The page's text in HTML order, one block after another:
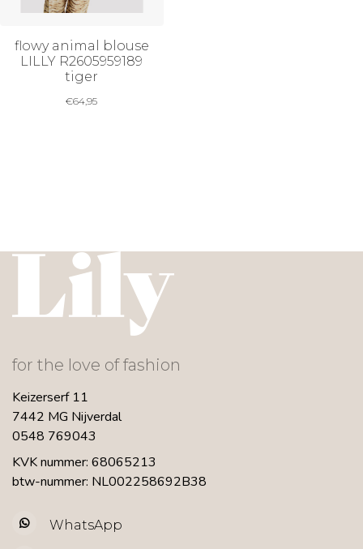
flowy animal blouse
LILLY R2605959189
tiger
€64,95
for the love of fashion
Keizerserf 11
7442 MG Nijverdal
0548 769043
KVK nummer: 68065213
btw-nummer: NL002258692B38
WhatsApp